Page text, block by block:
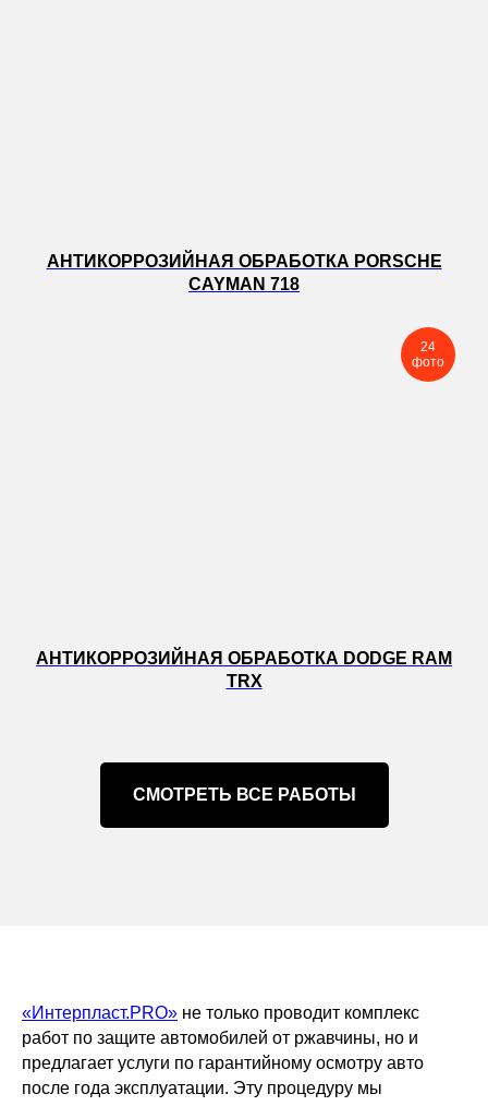
АНТИКОРРОЗИЙНАЯ ОБРАБОТКА PORSCHE
CAYMAN 718
24
фото
АНТИКОРРОЗИЙНАЯ ОБРАБОТКА DODGE RAM
TRX
СМОТРЕТЬ ВСЕ РАБОТЫ
«Интерпласт.PRO» не только проводит комплекс
работ по защите автомобилей от ржавчины, но и
предлагает услуги по гарантийному осмотру авто
после года эксплуатации. Эту процедуру мы